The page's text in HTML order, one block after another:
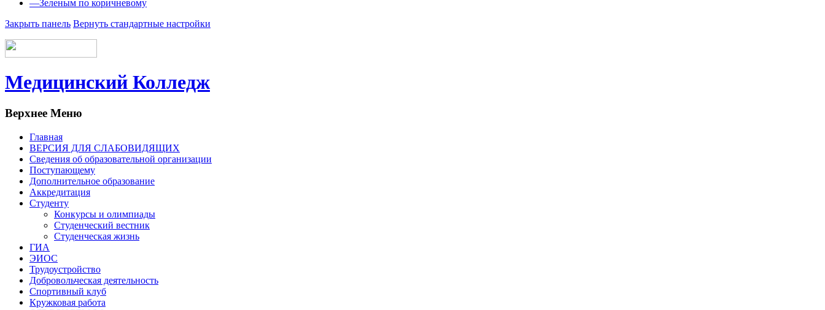
—Зеленым по коричневому
Закрыть панель Вернуть стандартные настройки
Медицинский Колледж
Верхнее Меню
Главная
ВЕРСИЯ ДЛЯ СЛАБОВИДЯЩИХ
Сведения об образовательной организации
Поступающему
Дополнительное образование
Аккредитация
Студенту
Конкурсы и олимпиады
Студенческий вестник
Студенческая жизнь
ГИА
ЭИОС
Трудоустройство
Добровольческая деятельность
Спортивный клуб
Кружковая работа